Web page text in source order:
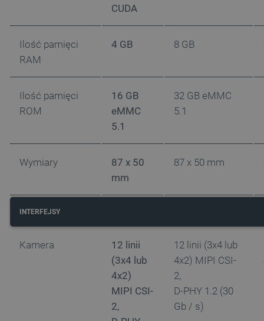
CUDA
Ilość pamięci
RAM
4 GB 8 GB
Ilość pamięci
ROM
16 GB
eMMC
5.1
32 GB eMMC
5.1
Wymiary
87 x 50
mm
87 x 50 mm
INTERFEJSY
Kamera
12 linii
(3x4 lub
4x2)
MIPI CSI-
2,
12 linii (3x4 lub
4x2) MIPI CSI-
2,
D-PHY 1.2 (30
Gb / s)